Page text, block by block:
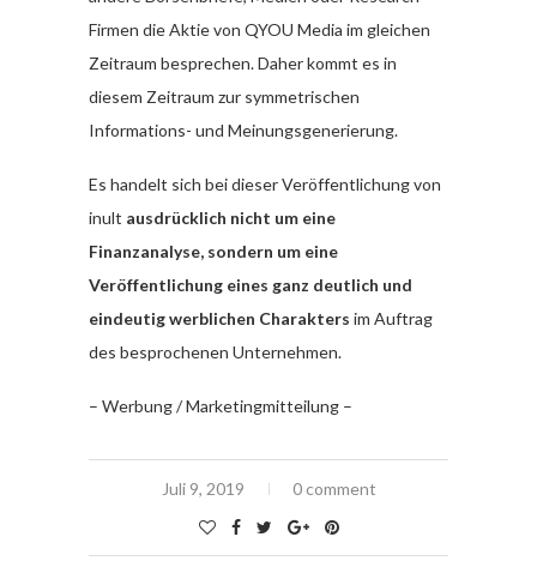
Firmen die Aktie von QYOU Media im gleichen
Zeitraum besprechen. Daher kommt es in
diesem Zeitraum zur symmetrischen
Informations- und Meinungsgenerierung.
Es handelt sich bei dieser Veröffentlichung von
inult ausdrücklich nicht um eine
Finanzanalyse, sondern um eine
Veröffentlichung eines ganz deutlich und
eindeutig werblichen Charakters im Auftrag
des besprochenen Unternehmen.
– Werbung / Marketingmitteilung –
Juli 9, 2019 0 comment